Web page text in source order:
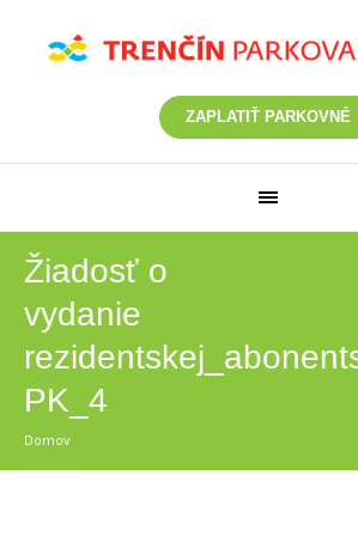
ZAPLATIŤ PARKOVNÉ
Žiadosť o
vydanie
PK_4
Domov